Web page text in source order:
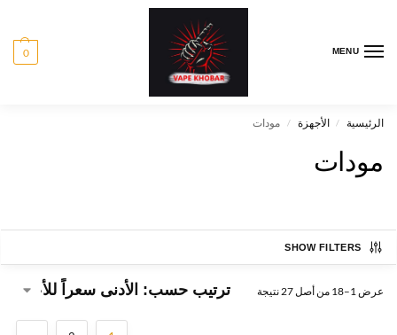
MENU
0
الرئيسية / الأجهزة / مودات
مودات
SHOW FILTERS
عرض 1–18 من أصل 27 نتيجة